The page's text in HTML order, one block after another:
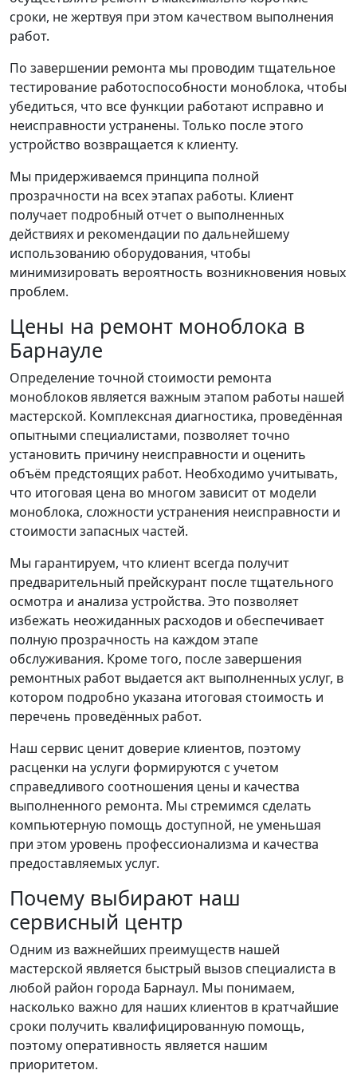
сроки, не жертвуя при этом качеством выполнения
работ.
По завершении ремонта мы проводим тщательное
тестирование работоспособности моноблока, чтобы
убедиться, что все функции работают исправно и
неисправности устранены. Только после этого
устройство возвращается к клиенту.
Мы придерживаемся принципа полной
прозрачности на всех этапах работы. Клиент
получает подробный отчет о выполненных
действиях и рекомендации по дальнейшему
использованию оборудования, чтобы
минимизировать вероятность возникновения новых
проблем.
Цены на ремонт моноблока в
Барнауле
Определение точной стоимости ремонта
моноблоков является важным этапом работы нашей
мастерской. Комплексная диагностика, проведённая
опытными специалистами, позволяет точно
установить причину неисправности и оценить
объём предстоящих работ. Необходимо учитывать,
что итоговая цена во многом зависит от модели
моноблока, сложности устранения неисправности и
стоимости запасных частей.
Мы гарантируем, что клиент всегда получит
предварительный прейскурант после тщательного
осмотра и анализа устройства. Это позволяет
избежать неожиданных расходов и обеспечивает
полную прозрачность на каждом этапе
обслуживания. Кроме того, после завершения
ремонтных работ выдается акт выполненных услуг, в
котором подробно указана итоговая стоимость и
перечень проведённых работ.
Наш сервис ценит доверие клиентов, поэтому
расценки на услуги формируются с учетом
справедливого соотношения цены и качества
выполненного ремонта. Мы стремимся сделать
компьютерную помощь доступной, не уменьшая
при этом уровень профессионализма и качества
предоставляемых услуг.
Почему выбирают наш
сервисный центр
Одним из важнейших преимуществ нашей
мастерской является быстрый вызов специалиста в
любой район города Барнаул. Мы понимаем,
насколько важно для наших клиентов в кратчайшие
сроки получить квалифицированную помощь,
поэтому оперативность является нашим
приоритетом.